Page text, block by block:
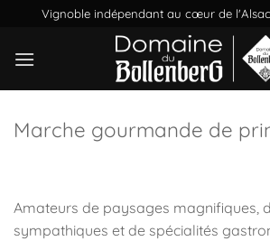
content
Vignoble indépendant au cœur de
Marche gourmande de
Amateurs de paysages magnifiques,
sympathiques et de spécialités